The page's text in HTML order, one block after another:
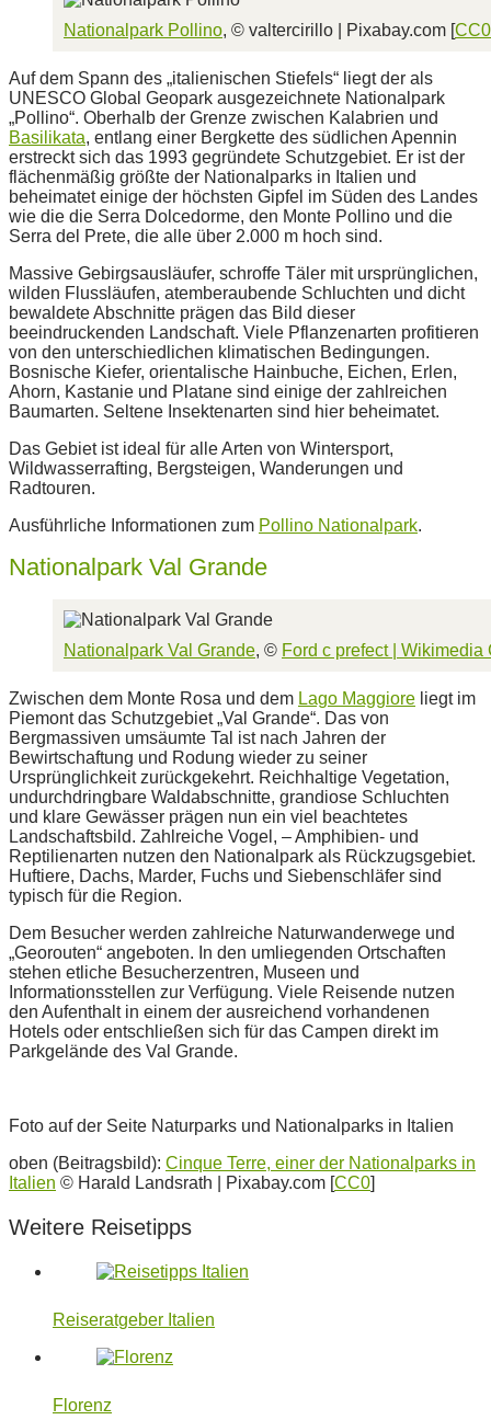
Nationalpark Pollino, © valtercirillo | Pixabay.com [CC0
Auf dem Spann des „italienischen Stiefels“ liegt der als
UNESCO Global Geopark ausgezeichnete Nationalpark
„Pollino“. Oberhalb der Grenze zwischen Kalabrien und
Basilikata, entlang einer Bergkette des südlichen Apennin
erstreckt sich das 1993 gegründete Schutzgebiet. Er ist der
flächenmäßig größte der Nationalparks in Italien und
beheimatet einige der höchsten Gipfel im Süden des Landes
wie die die Serra Dolcedorme, den Monte Pollino und die
Serra del Prete, die alle über 2.000 m hoch sind.
Massive Gebirgsausläufer, schroffe Täler mit ursprünglichen,
wilden Flussläufen, atemberaubende Schluchten und dicht
bewaldete Abschnitte prägen das Bild dieser
beeindruckenden Landschaft. Viele Pflanzenarten profitieren
von den unterschiedlichen klimatischen Bedingungen.
Bosnische Kiefer, orientalische Hainbuche, Eichen, Erlen,
Ahorn, Kastanie und Platane sind einige der zahlreichen
Baumarten. Seltene Insektenarten sind hier beheimatet.
Das Gebiet ist ideal für alle Arten von Wintersport,
Wildwasserrafting, Bergsteigen, Wanderungen und
Radtouren.
Ausführliche Informationen zum Pollino Nationalpark.
Nationalpark Val Grande
Nationalpark Val Grande, © Ford c prefect | Wikimedia
Zwischen dem Monte Rosa und dem Lago Maggiore liegt im
Piemont das Schutzgebiet „Val Grande“. Das von
Bergmassiven umsäumte Tal ist nach Jahren der
Bewirtschaftung und Rodung wieder zu seiner
Ursprünglichkeit zurückgekehrt. Reichhaltige Vegetation,
undurchdringbare Waldabschnitte, grandiose Schluchten
und klare Gewässer prägen nun ein viel beachtetes
Landschaftsbild. Zahlreiche Vogel, – Amphibien- und
Reptilienarten nutzen den Nationalpark als Rückzugsgebiet.
Huftiere, Dachs, Marder, Fuchs und Siebenschläfer sind
typisch für die Region.
Dem Besucher werden zahlreiche Naturwanderwege und
„Georouten“ angeboten. In den umliegenden Ortschaften
stehen etliche Besucherzentren, Museen und
Informationsstellen zur Verfügung. Viele Reisende nutzen
den Aufenthalt in einem der ausreichend vorhandenen
Hotels oder entschließen sich für das Campen direkt im
Parkgelände des Val Grande.
Foto auf der Seite Naturparks und Nationalparks in Italien
oben (Beitragsbild): Cinque Terre, einer der Nationalparks in
Italien © Harald Landsrath | Pixabay.com [CC0]
Weitere Reisetipps
Reiseratgeber Italien
Florenz